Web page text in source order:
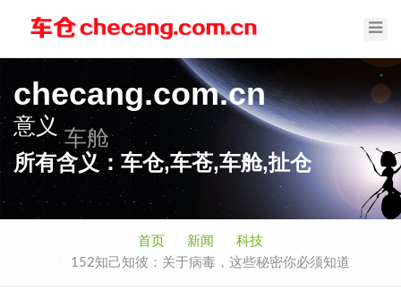
checang.com.cn
意义车舱
所有含义：车仓,车苍,车舱,扯仓
首页 新闻
科技
152知己知彼：关于病毒，这些秘密你必须知道